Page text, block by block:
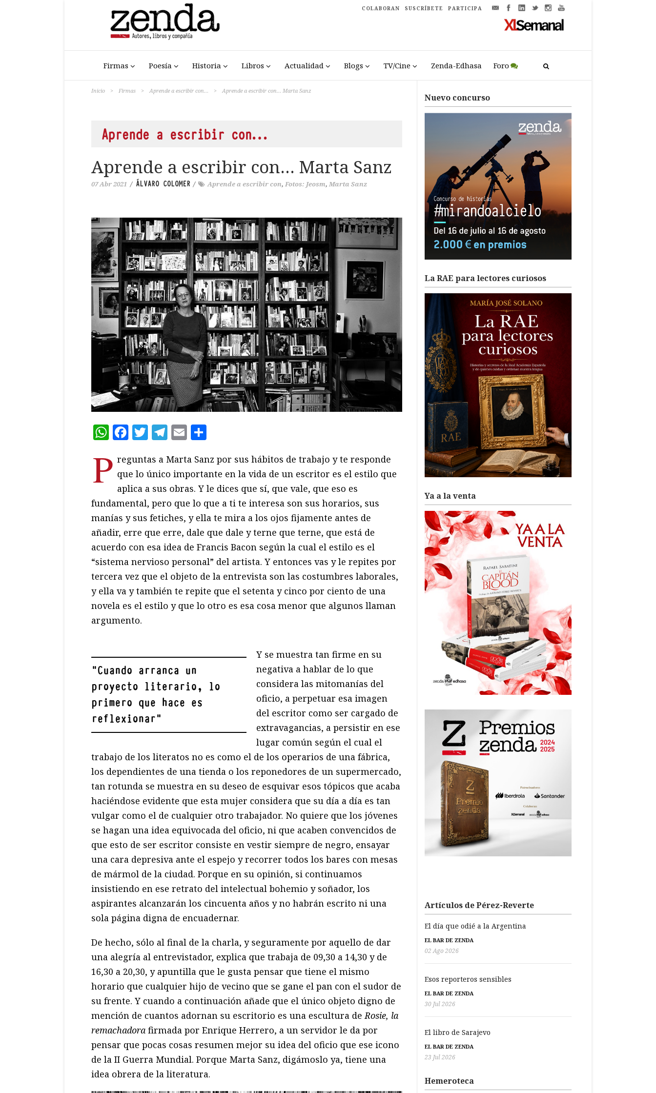
COLABORAN SUSCRÍBETE PARTICIPA
Firmas Poesía Historia Libros Actualidad Blogs TV/Cine Zenda-Edhasa Foro
Inicio > Firmas > Aprende a escribir con… > Aprende a escribir con… Marta Sanz
Aprende a escribir con…
Aprende a escribir con… Marta Sanz
07 Abr 2021 / ÁLVARO COLOMER / Aprende a escribir con, Fotos: Jeosm, Marta Sanz
WhatsApp
Facebook
Twitter
Telegram
Email
P reguntas a Marta Sanz por sus hábitos de trabajo y te responde
que lo único importante en la vida de un escritor es el estilo que
aplica a sus obras. Y le dices que sí, que vale, que eso es
fundamental, pero que lo que a ti te interesa son sus horarios, sus
manías y sus fetiches, y ella te mira a los ojos fijamente antes de
añadir, erre que erre, dale que dale y terne que terne, que está de
acuerdo con esa idea de Francis Bacon según la cual el estilo es el
“sistema nervioso personal” del artista. Y entonces vas y le repites por
tercera vez que el objeto de la entrevista son las costumbres laborales,
y ella va y también te repite que el setenta y cinco por ciento de una
novela es el estilo y que lo otro es esa cosa menor que algunos llaman
argumento.
"Cuando arranca un
proyecto literario, lo
primero que hace es
reflexionar"
Y se muestra tan firme en su
negativa a hablar de lo que
considera las mitomanías del
oficio, a perpetuar esa imagen
del escritor como ser cargado de
extravagancias, a persistir en ese
lugar común según el cual el
trabajo de los literatos no es como el de los operarios de una fábrica,
los dependientes de una tienda o los reponedores de un supermercado,
tan rotunda se muestra en su deseo de esquivar esos tópicos que acaba
haciéndose evidente que esta mujer considera que su día a día es tan
vulgar como el de cualquier otro trabajador. No quiere que los jóvenes
se hagan una idea equivocada del oficio, ni que acaben convencidos de
que esto de ser escritor consiste en vestir siempre de negro, ensayar
una cara depresiva ante el espejo y recorrer todos los bares con mesas
de mármol de la ciudad. Porque en su opinión, si continuamos
insistiendo en ese retrato del intelectual bohemio y soñador, los
aspirantes alcanzarán los cincuenta años y no habrán escrito ni una
sola página digna de encuadernar.
De hecho, sólo al final de la charla, y seguramente por aquello de dar
una alegría al entrevistador, explica que trabaja de 09,30 a 14,30 y de
16,30 a 20,30, y apuntilla que le gusta pensar que tiene el mismo
horario que cualquier hijo de vecino que se gane el pan con el sudor de
su frente. Y cuando a continuación añade que el único objeto digno de
mención de cuantos adornan su escritorio es una escultura deRosie, la
remachadora firmada por Enrique Herrero, a un servidor le da por
pensar que pocas cosas resumen mejor su idea del oficio que ese icono
de la II Guerra Mundial. Porque Marta Sanz, digámoslo ya, tiene una
idea obrera de la literatura.
Nuevo concurso
La RAE para lectores curiosos
Ya a la venta
Artículos de Pérez-Reverte
El día que odié a la Argentina
EL BAR DE ZENDA
02 Ago 2026
Esos reporteros sensibles
EL BAR DE ZENDA
30 Jul 2026
El libro de Sarajevo
EL BAR DE ZENDA
23 Jul 2026
Hemeroteca